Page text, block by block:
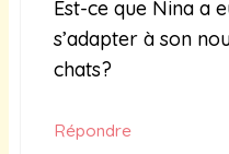
Est-ce que Nina a
s’adapter à son
chats?
Répondre